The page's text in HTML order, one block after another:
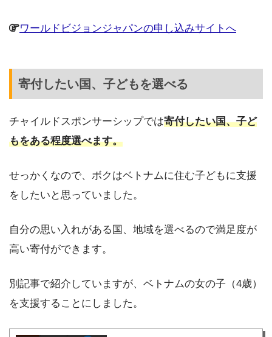
ワールドビジョンジャパンの申し込みサイトへ
寄付したい国、子どもを選べる
チャイルドスポンサーシップでは寄付したい国、子ど
もをある程度選べます。
せっかくなので、ボクはベトナムに住む子どもに支援
をしたいと思っていました。
自分の思い入れがある国、地域を選べるので満足度が
高い寄付ができます。
別記事で紹介していますが、ベトナムの女の子（4歳）
を支援することにしました。